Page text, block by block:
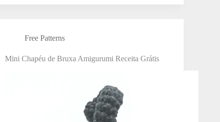
Free Patterns
Mini Chapéu de Bruxa Amigurumi Receita Grátis